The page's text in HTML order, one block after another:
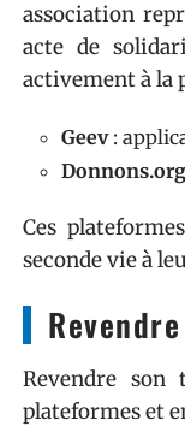
association
acte de
activement à la
Geev:
Donnons.org
Ces
seconde vie à
Revendre son
plateformes et